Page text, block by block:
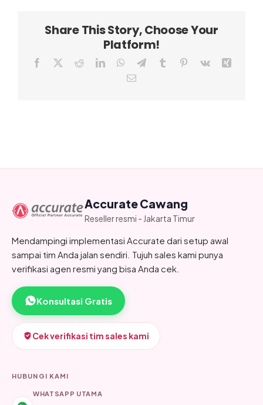
Share This Story, Choose Your
Platform!
Facebook RedditLinkedInWhatsApp
TelegramTumblr Pinterest
Vk
Email
Accurate Cawang
Reseller resmi - Jakarta Timur
Mendampingi implementasi Accurate dari setup awal
sampai tim Anda jalan sendiri. Tujuh sales kami punya
verifikasi agen resmi yang bisa Anda cek.
Konsultasi Gratis
Cek verifikasi tim sales kami
HUBUNGI KAMI
WHATSAPP UTAMA